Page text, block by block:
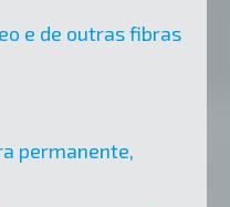
e de outras fibras
permanente,